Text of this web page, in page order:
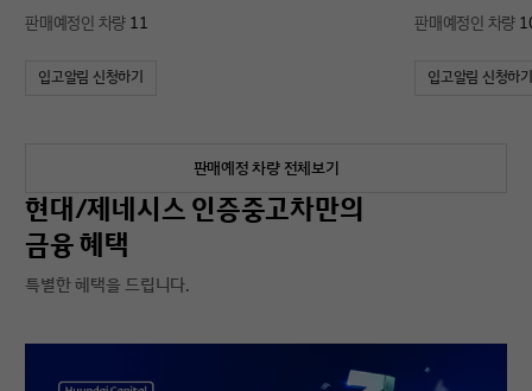
판매예정인 차량 11
입고알림 신청하기
판매예정인 차량
입고알림 신청하기
판매예정 차량 전체보기
현대/제네시스 인증중고차만의
금융 혜택
특별한 혜택을 드립니다.